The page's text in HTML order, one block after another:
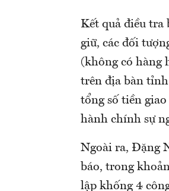
Kết quả điều tra
giữ, các đối
(không có hàng
trên địa bàn
tổng số tiền
hành chính sự
Ngoài ra, Đặng
báo, trong
lập khống 4